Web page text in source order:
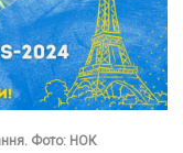
Фото: НОК